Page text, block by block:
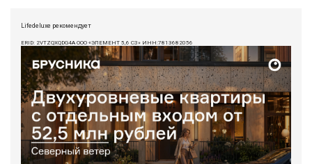
Lifedeluxe рекомендует
ERID: 2VTZQXQDG4A ООО «ЭЛЕМЕНТ 5,6 СЗ» ИНН:7813682056